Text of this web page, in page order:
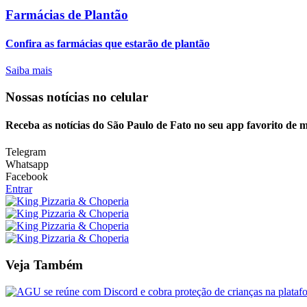
Farmácias de Plantão
Confira as farmácias que estarão de plantão
Saiba mais
Nossas notícias no celular
Receba as notícias do São Paulo de Fato no seu app favorito de
Telegram
Whatsapp
Facebook
Entrar
Veja Também